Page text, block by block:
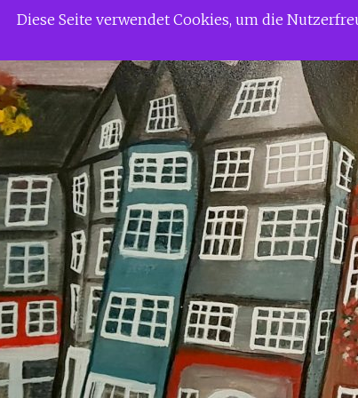
ZumSiggi Gerdaus Welt
Diese Seite verwendet Cookies, um die